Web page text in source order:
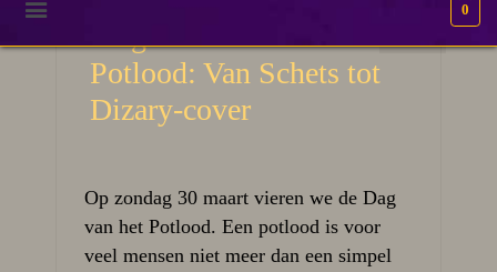
0
Magie van het
Potlood: Van Schets tot
Dizary-cover
Op zondag 30 maart vieren we de Dag
van het Potlood. Een potlood is voor
veel mensen niet meer dan een simpel